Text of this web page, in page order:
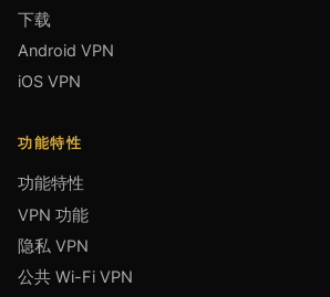
下载
Android VPN
iOS VPN
功能特性
功能特性
VPN 功能
隐私 VPN
公共 Wi-Fi VPN